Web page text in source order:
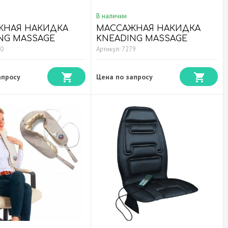
НАКИДКА
MASSAGE
Бежевая
В наличии
МАССАЖНАЯ НАКИДКА
KNEADING MASSAGE
CUSHION Черная
Артикул: 7279
Цена по запросу